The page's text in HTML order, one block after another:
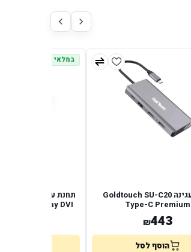
תחנת עגינה Goldtouch SU-C20
Type-C Premium
₪443
הוסף לסל
במלאי
DUAL Display DVI